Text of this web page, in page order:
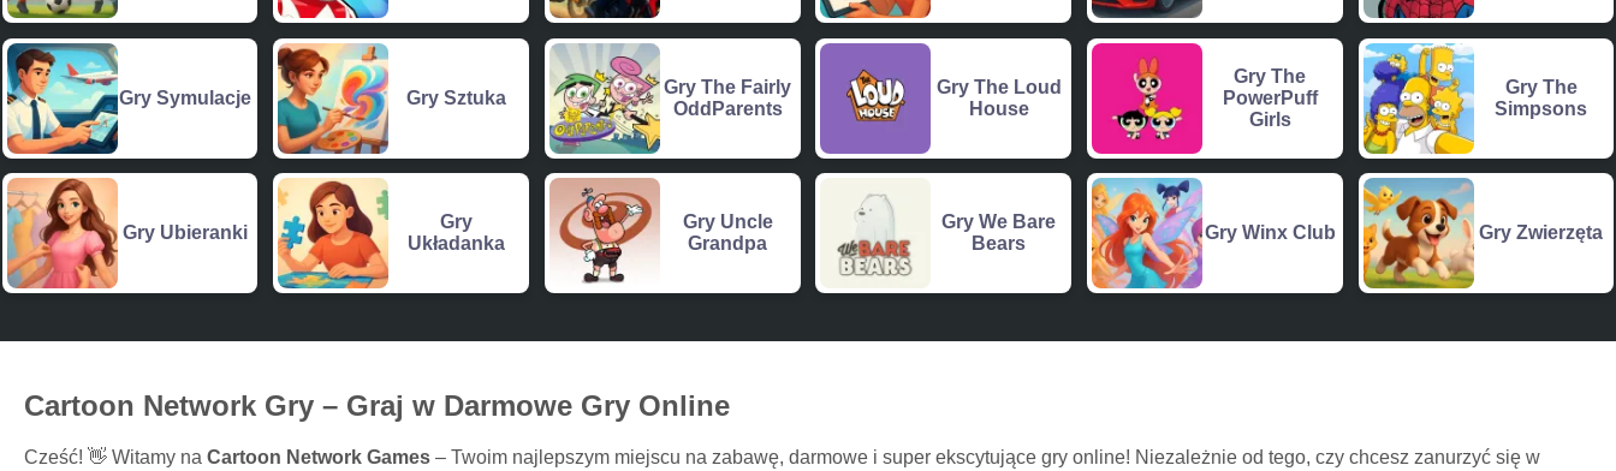
Cartoon Network Gry – Graj w Darmowe Gry Online
Cześć! 👋 Witamy na Cartoon Network Games – Twoim najlepszym miejscu na zabawę, darmowe i super ekscytujące gry online! Niezależnie od tego, czy chcesz zanurzyć się w
Gry Symulacje Gry Sztuka
Gry The Fairly
OddParents
Gry The Loud
House
Gry The
PowerPuff
Girls
Gry The
Simpsons
Gry Ubieranki
Gry
Układanka
Gry Uncle
Grandpa
Gry We Bare
Bears
Gry Winx Club Gry Zwierzęta